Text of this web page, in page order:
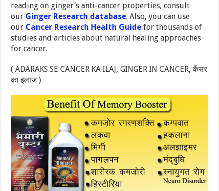
reading on ginger’s anti-cancer properties, consult
our Ginger Research database. Also, you can use
our Cancer Research Health Guide for thousands of
studies and articles about natural healing approaches
for cancer.
( ADARAKS SE CANCER KA ILAJ, GINGER IN CANCER, कैंसर
का इलाज )